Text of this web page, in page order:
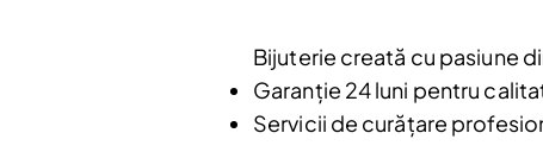
Nu mai afișa.
Bijuterie creată cu pasiune
Garanție 24 luni pentru
Servicii de curățare